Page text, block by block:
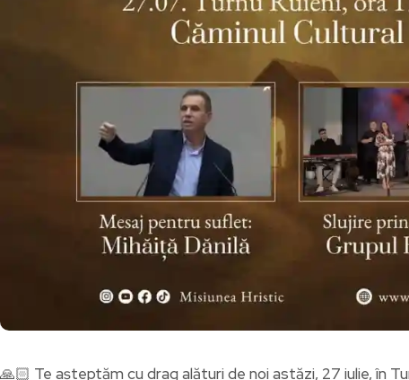
🙏🏻 Te așteptăm cu drag alături de noi astăzi, 27 iulie, în